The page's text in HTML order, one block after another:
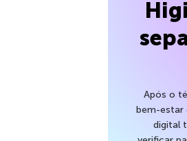
Após o
bem-estar
digital